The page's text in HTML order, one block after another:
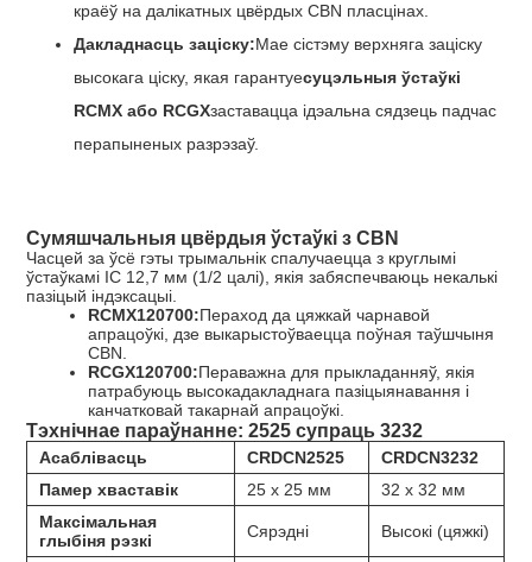
краёў на далікатных цвёрдых CBN пласцінах.
Дакладнасць заціску:Мае сістэму верхняга заціску
высокага ціску, якая гарантуесуцэльныя ўстаўкі
RCMX або RCGXзаставацца ідэальна сядзець падчас
перапыненых разрэзаў.
Сумяшчальныя цвёрдыя ўстаўкі з CBN
Часцей за ўсё гэты трымальнік спалучаецца з круглымі
ўстаўкамі IC 12,7 мм (1/2 цалі), якія забяспечваюць некалькі
пазіцый індэксацыі.
RCMX120700:Пераход да цяжкай чарнавой
апрацоўкі, дзе выкарыстоўваецца поўная таўшчыня
CBN.
RCGX120700:Пераважна для прыкладанняў, якія
патрабуюць высокадакладнага пазіцыянавання і
канчатковай такарнай апрацоўкі.
Тэхнічнае параўнанне: 2525 супраць 3232
Асаблівасць CRDCN2525
CRDCN3232
Памер хваставік
25 х 25 мм
32 х 32 мм
Максімальная
глыбіня рэзкі
Сярэдні Высокі (цяжкі)